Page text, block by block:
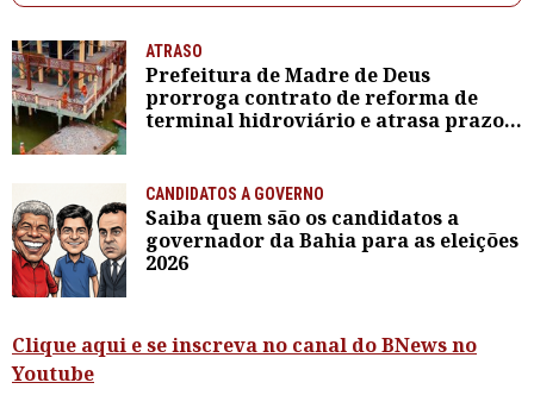
ATRASO
Prefeitura de Madre de Deus
prorroga contrato de reforma de
terminal hidroviário e atrasa prazo
CANDIDATOS A GOVERNO
Saiba quem são os candidatos a
governador da Bahia para as eleições
2026
Clique aqui e se inscreva no canal do BNews no
Youtube